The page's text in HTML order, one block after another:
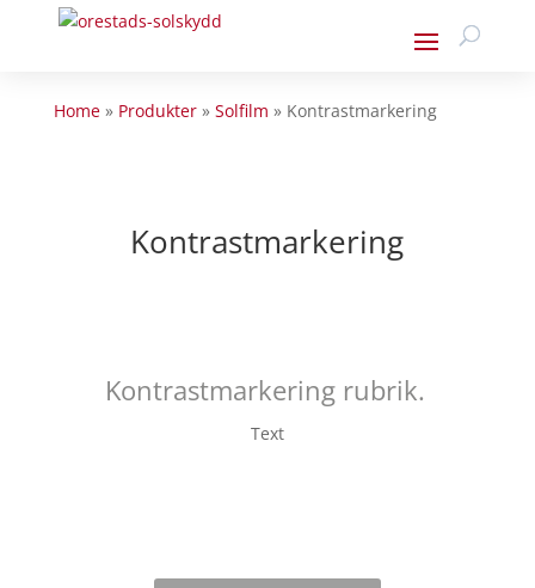
Home» Produkter» Solfilm » Kontrastmarkering
Kontrastmarkering
Kontrastmarkering rubrik.
Text